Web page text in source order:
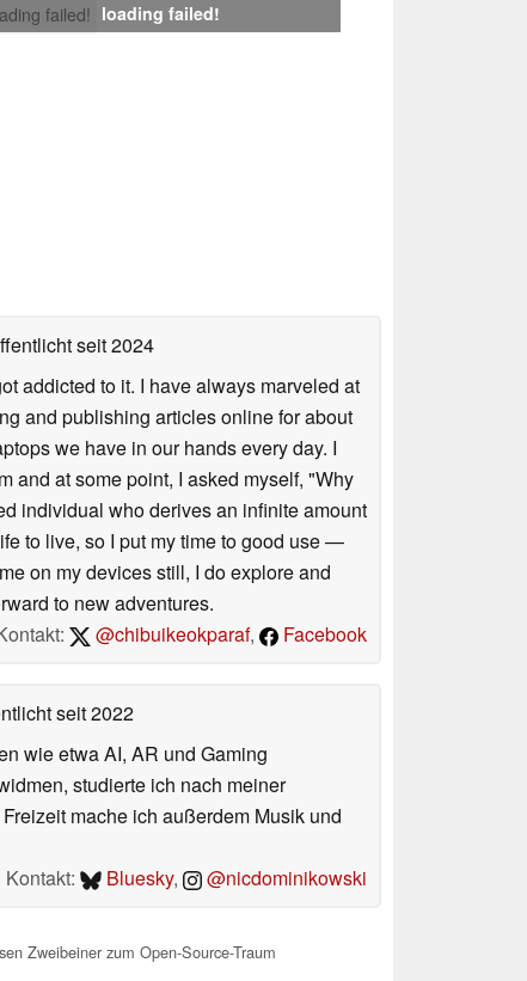
failed! loading failed!
seit 2024
addicted to it. I have always marveled at
and publishing articles online for about
we have in our hands every day. I
and at some point, I asked myself, "Why
individual who derives an infinite amount
to live, so I put my time to good use —
on my devices still, I do explore and
to new adventures.
@chibuikeokparaf, Facebook
seit 2022
wie etwa AI, AR und Gaming
studierte ich nach meiner
mache ich außerdem Musik und
Kontakt:
Bluesky, @nicdominikowski
Zweibeiner zum Open-Source-Traum